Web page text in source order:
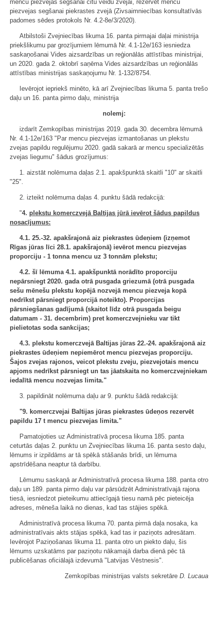
mencu piezvejas segšanai citu veidu zvejai, rezervēt mencu
piezvejas segšanai piekrastes zvejā (Zivsaimniecības konsultatīvās
padomes sēdes protokols Nr. 4.2-8e/3/2020).
Atbilstoši Zvejniecības likuma 16. panta pirmajai daļai ministrija
priekšlikumu par grozījumiem lēmumā Nr. 4.1-12e/163 iesniedza
saskaņošanai Vides aizsardzības un reģionālās attīstības ministrijai,
un 2020. gada 2. oktobrī saņēma Vides aizsardzības un reģionālās
attīstības ministrijas saskaņojumu Nr. 1-132/8754.
Ievērojot iepriekš minēto, kā arī Zvejniecības likuma 5. panta trešo
daļu un 16. panta pirmo daļu, ministrija
nolemj:
izdarīt Zemkopības ministrijas 2019. gada 30. decembra lēmumā
Nr. 4.1-12e/163 "Par mencu piezvejas izmantošanas un plekstu
zvejas papildu regulējumu 2020. gadā sakarā ar mencu specializētās
zvejas liegumu" šādus grozījumus:
1. aizstāt nolēmuma daļas 2.1. apakšpunktā skaitli "10" ar skaitli
"25".
2. izteikt nolēmuma daļas 4. punktu šādā redakcijā:
"4. plekstu komerczvejā Baltijas jūrā ievērot šādus papildus
nosacījumus:
4.1. 25.-32. apakšrajonā aiz piekrastes ūdeņiem (izņemot
Rīgas jūras līci 28.1. apakšrajonā) ievērot mencu piezvejas
proporciju - 1 tonna mencu uz 3 tonnām plekstu;
4.2. šī lēmuma 4.1. apakšpunktā norādīto proporciju
nepārsniegt 2020. gada otrā pusgada griezumā (otrā pusgada
sešu mēnešu plekstu kopējā nozvejā mencu piezveja kopā
nedrīkst pārsniegt proporcijā noteikto). Proporcijas
pārsniegšanas gadījumā (skaitot līdz otrā pusgada beigu
datumam - 31. decembrim) pret komerczvejnieku var tikt
pielietotas soda sankcijas;
4.3. plekstu komerczvejā Baltijas jūras 22.-24. apakšrajonā aiz
piekrastes ūdeņiem nepiemērot mencu piezvejas proporciju.
Šajos zvejas rajonos, veicot plekstu zveju, piezvejotais mencu
apjoms nedrīkst pārsniegt un tas jāatskaita no komerczvejniekam
iedalītā mencu nozvejas limita."
3. papildināt nolēmuma daļu ar 9. punktu šādā redakcijā:
"9. komerczvejai Baltijas jūras piekrastes ūdeņos rezervēt
papildu 17 t mencu piezvejas limita."
Pamatojoties uz Administratīvā procesa likuma 185. panta
ceturtās daļas 2. punktu un Zvejniecības likuma 16. panta sesto daļu,
lēmums ir izpildāms ar tā spēkā stāšanās brīdi, un lēmuma
apstrīdēšana neaptur tā darbību.
Lēmumu saskaņā ar Administratīvā procesa likuma 188. panta otro
daļu un 189. panta pirmo daļu var pārsūdzēt Administratīvajā rajona
tiesā, iesniedzot pieteikumu attiecīgajā tiesu namā pēc pieteicēja
adreses, mēneša laikā no dienas, kad tas stājies spēkā.
Administratīvā procesa likuma 70. panta pirmā daļa nosaka, ka
administratīvais akts stājas spēkā, kad tas ir paziņots adresātam.
Ievērojot Paziņošanas likuma 11. panta otro un piekto daļu, šis
lēmums uzskatāms par paziņotu nākamajā darba dienā pēc tā
publicēšanas oficiālajā izdevumā "Latvijas Vēstnesis".
Zemkopības ministrijas valsts sekretāre D. Lucaua